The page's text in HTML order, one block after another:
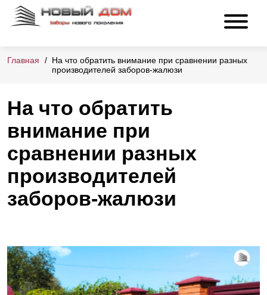
Главная
На что обратить внимание при сравнении разных
производителей заборов-жалюзи
На что обратить
внимание при
сравнении разных
производителей
заборов-жалюзи